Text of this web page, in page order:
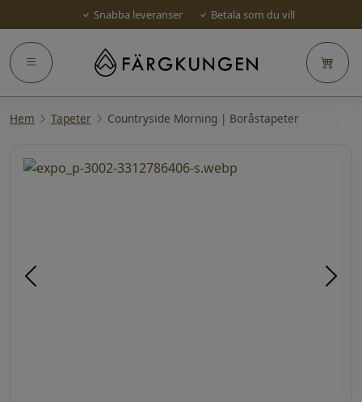
Snabba leveranser Betala som du vill
Hem Tapeter Countryside Morning | Boråstapeter
Föregående